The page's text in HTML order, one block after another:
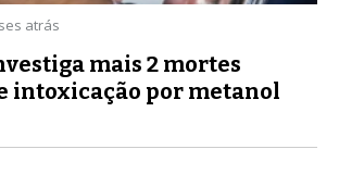
atrás
mais 2 mortes
intoxicação por metanol